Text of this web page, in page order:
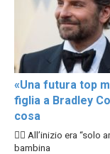
«Una futura top
figlia a Bradley
cosa
🕵️‍♀️ All’inizio era “solo
bambina